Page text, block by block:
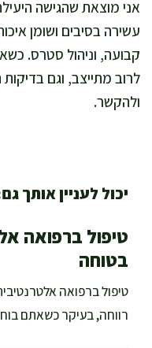
אני מוצאת שהגישה
עשירה בסיבים ושומן
קבועה, וניהול סטרס.
לרוב מתייצב, וגם
ולהקשר.
יכול לעניין אותך
טיפול ברפואה
בטוחה
טיפול ברפואה
רווחה, בעיקר כשאתם